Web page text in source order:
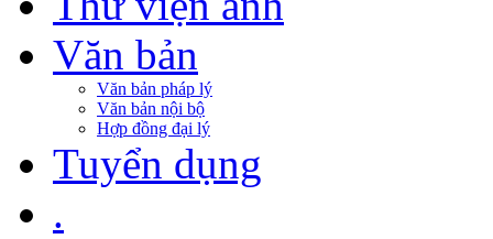
Văn bản
Văn bản pháp lý
Văn bản nội bộ
Hợp đồng đại lý
Tuyển dụng
.